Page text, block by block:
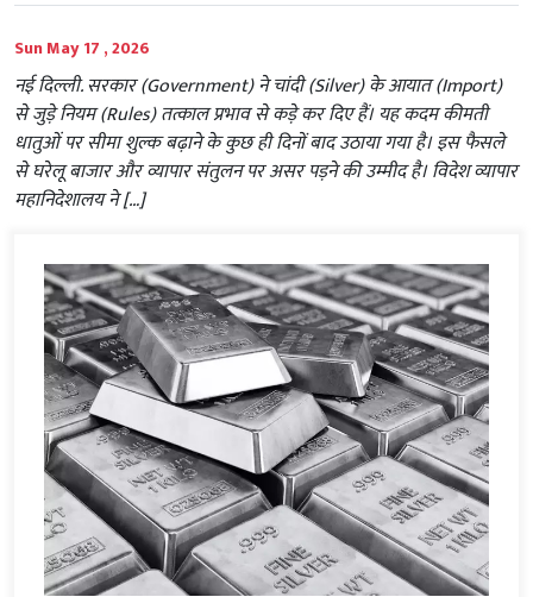
Sun May 17 , 2026
नई दिल्ली. सरकार (Government) ने चांदी (Silver) के आयात (Import)
से जुड़े नियम (Rules) तत्काल प्रभाव से कड़े कर दिए हैं। यह कदम कीमती
धातुओं पर सीमा शुल्क बढ़ाने के कुछ ही दिनों बाद उठाया गया है। इस फैसले
से घरेलू बाजार और व्यापार संतुलन पर असर पड़ने की उम्मीद है। विदेश व्यापार
महानिदेशालय ने […]